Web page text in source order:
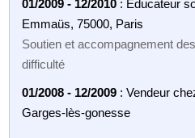
01/2009 - 12/2010 : Éducateur
Emmaüs, 75000, Paris
Soutien et accompagnement
difficulté
01/2008 - 12/2009 : Vendeur
Garges-lès-gonesse